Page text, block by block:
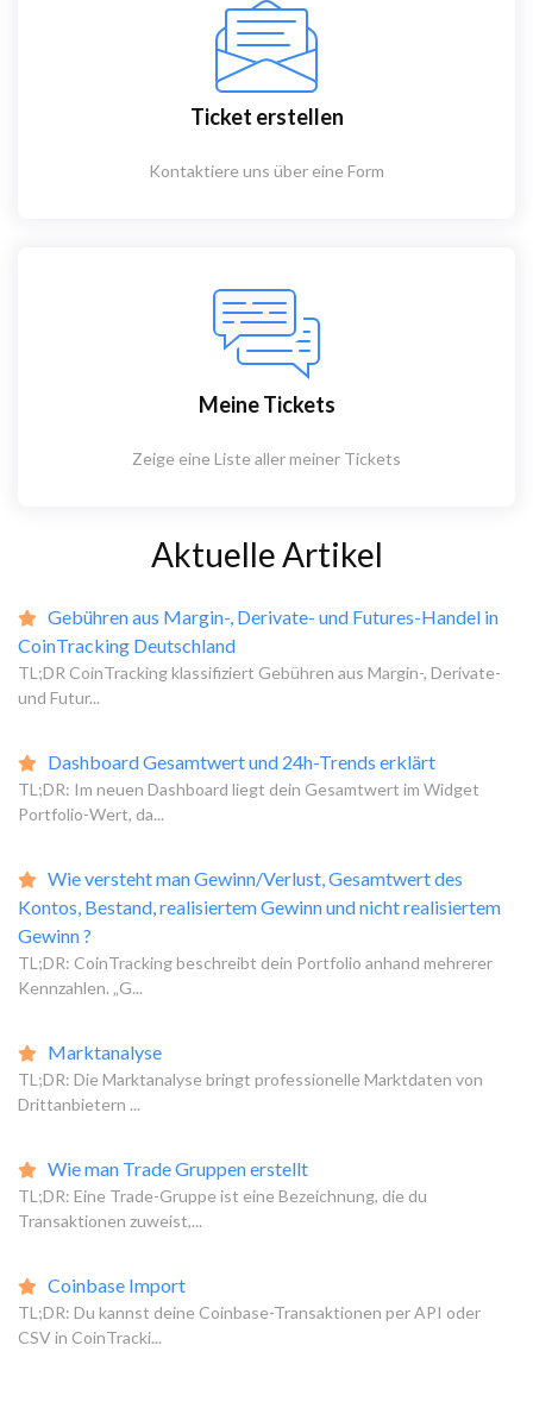
Ticket erstellen
Kontaktiere uns über eine Form
Meine Tickets
Zeige eine Liste aller meiner Tickets
Aktuelle Artikel
Gebühren aus Margin-, Derivate- und Futures-Handel in
CoinTracking Deutschland
TL;DR CoinTracking klassifiziert Gebühren aus Margin-, Derivate-
und Futur...
Dashboard Gesamtwert und 24h-Trends erklärt
TL;DR: Im neuen Dashboard liegt dein Gesamtwert im Widget
Portfolio-Wert, da...
Wie versteht man Gewinn/Verlust, Gesamtwert des
Kontos, Bestand, realisiertem Gewinn und nicht realisiertem
Gewinn ?
TL;DR: CoinTracking beschreibt dein Portfolio anhand mehrerer
Kennzahlen. „G...
Marktanalyse
TL;DR: Die Marktanalyse bringt professionelle Marktdaten von
Drittanbietern ...
Wie man Trade Gruppen erstellt
TL;DR: Eine Trade-Gruppe ist eine Bezeichnung, die du
Transaktionen zuweist,...
Coinbase Import
TL;DR: Du kannst deine Coinbase-Transaktionen per API oder
CSV in CoinTracki...